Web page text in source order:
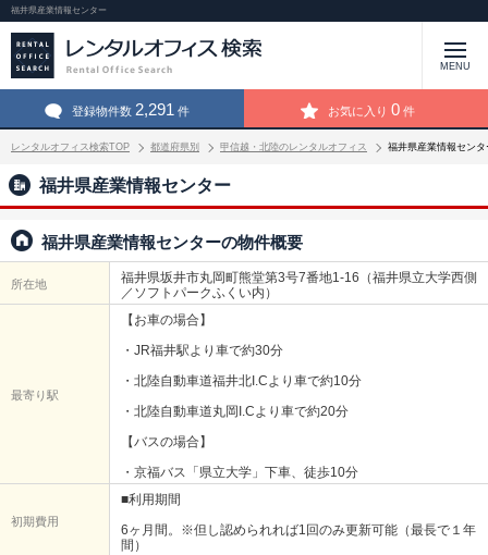
福井県産業情報センター
MENU
登録物件数 2,291 件 お気に入り 0 件
レンタルオフィス検索TOP 都道府県別 甲信越・北陸のレンタルオフィス 福井県産業情報セン
福井県産業情報センター
福井県産業情報センターの物件概要
所在地
福井県坂井市丸岡町熊堂第3号7番地1-16（福井県立大学西側
／ソフトパークふくい内）
最寄り駅
【お車の場合】
・JR福井駅より車で約30分
・北陸自動車道福井北I.Cより車で約10分
・北陸自動車道丸岡I.Cより車で約20分
【バスの場合】
・京福バス「県立大学」下車、徒歩10分
初期費用
■利用期間
6ヶ月間。※但し認められれば1回のみ更新可能（最長で１年
間）